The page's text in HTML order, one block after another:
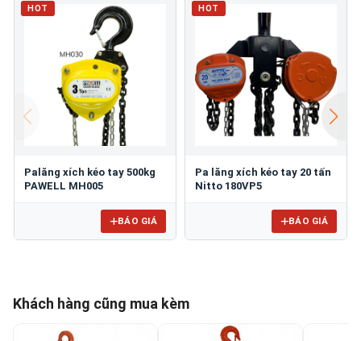
HOT
Palăng xích kéo tay 500kg
PAWELL MH005
BÁO GIÁ
HOT
Pa lăng xích kéo tay 20 tấn
Nitto 180VP5
BÁO GIÁ
Khách hàng cũng mua kèm